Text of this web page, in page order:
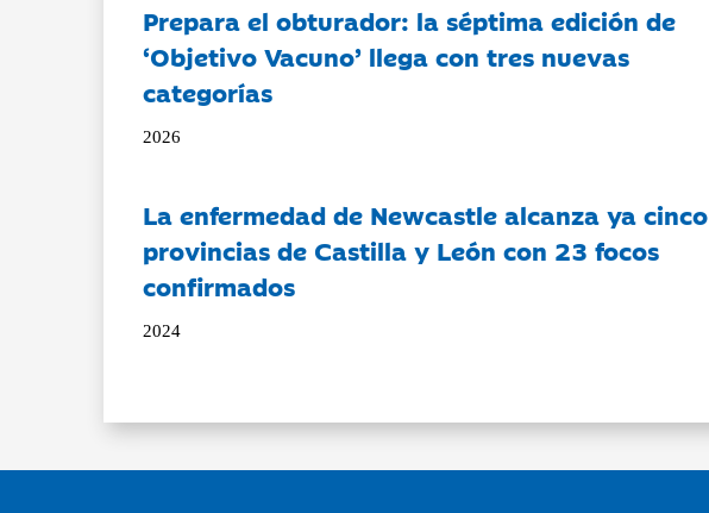
Prepara el obturador: la séptima edición de
‘Objetivo Vacuno’ llega con tres nuevas
categorías
2026
La enfermedad de Newcastle alcanza ya cinco
provincias de Castilla y León con 23 focos
confirmados
2024